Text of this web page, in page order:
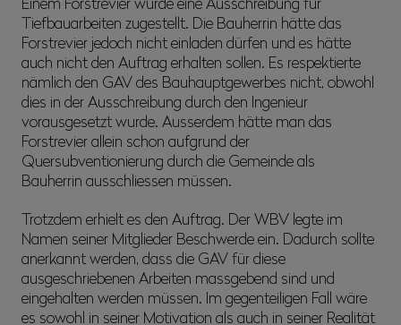
Tiefbauarbeiten zugestellt. Die Bauherrin hätte das
Forstrevier jedoch nicht einladen dürfen und es hätte
auch nicht den Auftrag erhalten sollen. Es respektierte
nämlich den GAV des Bauhauptgewerbes nicht, obwohl
dies in der Ausschreibung durch den Ingenieur
vorausgesetzt wurde. Ausserdem hätte man das
Forstrevier allein schon aufgrund der
Quersubventionierung durch die Gemeinde als
Bauherrin ausschliessen müssen.
Trotzdem erhielt es den Auftrag. Der WBV legte im
Namen seiner Mitglieder Beschwerde ein. Dadurch sollte
anerkannt werden, dass die GAV für diese
ausgeschriebenen Arbeiten massgebend sind und
eingehalten werden müssen. Im gegenteiligen Fall wäre
es sowohl in seiner Motivation als auch in seiner Realität